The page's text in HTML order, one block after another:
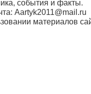
события и факты.
Aartyk2011@mail.ru
материалов